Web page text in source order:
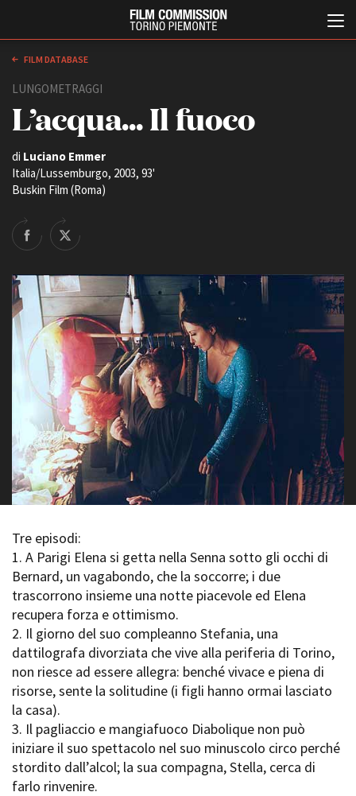
Chi siamo
Storia della Fondazione
Contatti
La sede
Partner
Rete regionale
Bilancio sociale
Amministrazione
trasparente
Bandi e gare
Sostenibilità ambientale
SERVIZI
Location scouting
Spazi nella sede FCTP
Sala Casting
Sala Paolo Tenna
FILM FUNDS
Piemonte Film Tv Fund
Piemonte Film Tv
Development Fund
Piemonte Doc Film Fund
Short Film Fund
PRODUCTION GUIDE
Società di produzione
Anteprime in Piemonte
TFI Torino Film Industry -
Avenue Cove - Erasmus +
Guarda che storia!
La Grazia - Immagini e
location della Torino di Paolo
Sorrentino
Open Day
Ciak in TOur!
FESTIVAL, MARKETS,
AWARDS
International Film Festival
Filmfestspiele Berlin
Festival de Cannes
Biografilm Festival - Bio to B
Industry Days
Locarno Film Festival
Mostra Internazionale d’Arte
Cinematografica Venezia
Toronto International Film
Festival
Torino Film Festival
David di Donatello
Nastri d’Argento
FILM DATABASE
LUNGOMETRAGGI
L’acqua... Il fuoco
di Luciano Emmer
Italia/Lussemburgo, 2003, 93'
Buskin Film (Roma)
Tre episodi:
1. A Parigi Elena si getta nella Senna sotto gli occhi di
Bernard, un vagabondo, che la soccorre; i due
trascorrono insieme una notte piacevole ed Elena
recupera forza e ottimismo.
2. Il giorno del suo compleanno Stefania, una
dattilografa divorziata che vive alla periferia di Torino,
non riesce ad essere allegra: benché vivace e piena di
risorse, sente la solitudine (i figli hanno ormai lasciato
la casa).
3. Il pagliaccio e mangiafuoco Diabolique non può
iniziare il suo spettacolo nel suo minuscolo circo perché
stordito dall’alcol; la sua compagna, Stella, cerca di
farlo rinvenire.